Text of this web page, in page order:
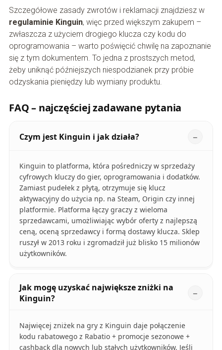
Szczegółowe zasady zwrotów i reklamacji znajdziesz w
regulaminie Kinguin, więc przed większym zakupem –
zwłaszcza z użyciem drogiego klucza czy kodu do
oprogramowania – warto poświęcić chwilę na zapoznanie
się z tym dokumentem. To jedna z prostszych metod,
żeby uniknąć późniejszych niespodzianek przy próbie
odzyskania pieniędzy lub wymiany produktu.
FAQ – najczęściej zadawane pytania
Czym jest Kinguin i jak działa?
Kinguin to platforma, która pośredniczy w sprzedaży
cyfrowych kluczy do gier, oprogramowania i dodatków.
Zamiast pudełek z płytą, otrzymuje się klucz
aktywacyjny do użycia np. na Steam, Origin czy innej
platformie. Platforma łączy graczy z wieloma
sprzedawcami, umożliwiając wybór oferty z najlepszą
ceną, oceną sprzedawcy i formą dostawy klucza. Sklep
ruszył w 2013 roku i zgromadził już blisko 15 milionów
użytkowników.
Jak mogę uzyskać największe zniżki na
Kinguin?
Najwięcej zniżek na gry z Kinguin daje połączenie
kodu rabatowego z Rabatio + promocje sezonowe +
cashback dla nowych lub stałych użytkowników. Jeśli